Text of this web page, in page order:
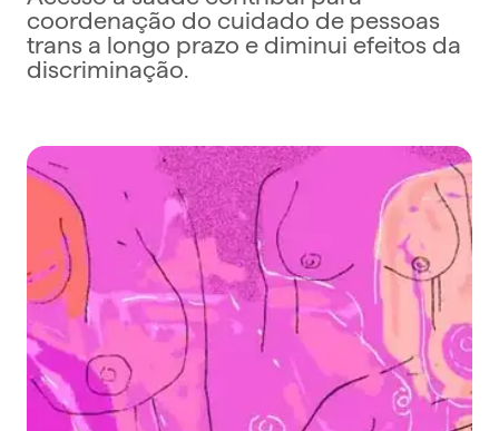
coordenação do cuidado de pessoas
trans a longo prazo e diminui efeitos da
discriminação.